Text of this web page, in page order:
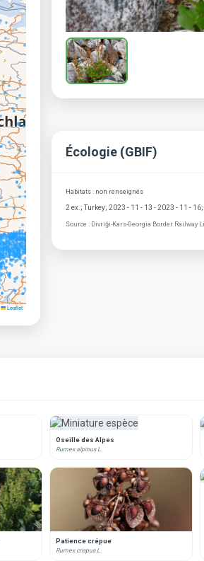
Leaflet
Écologie (GBIF)
Habitats : non renseignés
2 ex.; Turkey; 2023 - 11 - 13 - 2023 - 11 -
Source : Divriği-Kars-Georgia Border
Oseille des Alpes
Rumex alpinus L.
Patience crépue
Rumex crispus L.